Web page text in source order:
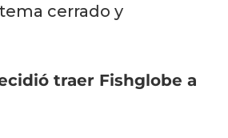
cerrado y
traer Fishglobe a